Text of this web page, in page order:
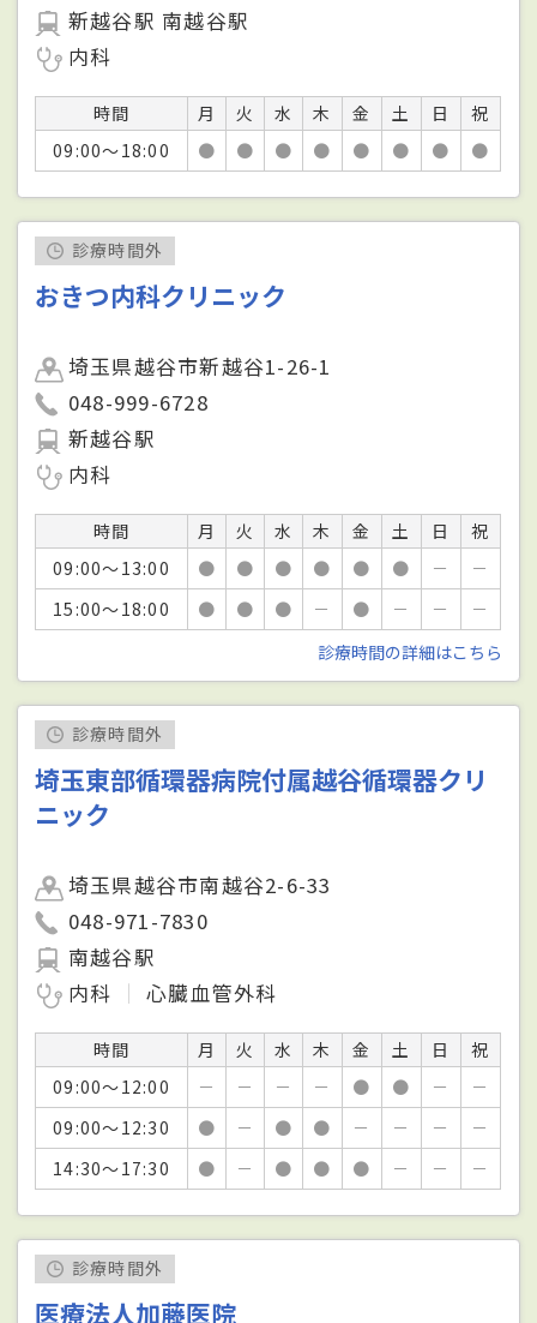
新越谷駅 南越谷駅
内科
時間 月 火 水 木 金 土 日
祝
09:00～18:00
● ● ● ● ● ● ● ●
診療時間外
おきつ内科クリニック
埼玉県越谷市新越谷1-26-1
048-999-6728
新越谷駅
内科
時間 月 火 水 木 金 土 日
祝
09:00～13:00
● ● ● ● ● ● －
－
15:00～18:00
● ● ● － ● － －
－
診療時間の詳細はこちら
診療時間外
埼玉東部循環器病院付属越谷循環器クリ
ニック
埼玉県越谷市南越谷2-6-33
048-971-7830
南越谷駅
内科
心臓血管外科
時間 月 火 水 木 金 土 日
祝
09:00～12:00
－ － － － ● ● －
－
09:00～12:30
● － ● ● － － －
－
14:30～17:30
● － ● ● ● － － －
診療時間外
医療法人加藤医院